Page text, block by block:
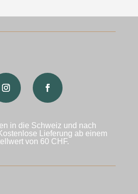
in die Schweiz und nach
Lieferung ab einem
von 60 CHF.